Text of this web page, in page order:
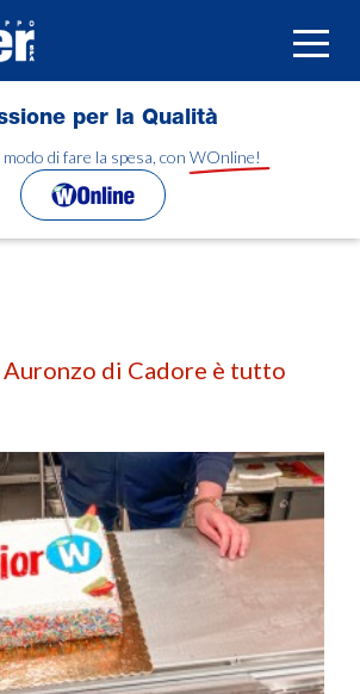
Toggle
per la Qualità
di fare la spesa, con WOnline!
di Cadore è tutto